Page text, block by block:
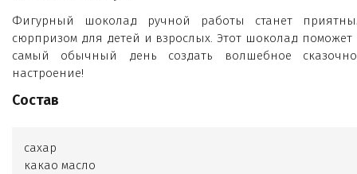
Фигурный шоколад ручной работы станет
сюрпризом для детей и взрослых. Этот шоколад поможет
самый обычный день создать волшебное
настроение!
Состав
сахар
какао масло